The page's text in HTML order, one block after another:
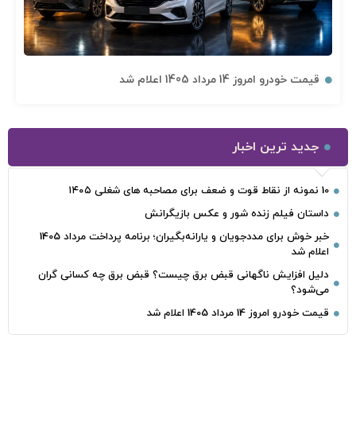
قیمت خودرو امروز 14 مرداد 1405 اعلام شد
جدید ترین اخبار
10 نمونه از نقاط قوت و ضعف برای مصاحبه‌ های شغلی ۱۴۰۵
داستان فیلم زنده شور و عکس بازیگرانش
خبر خوش برای مددجویان و یارانه‌بگیران؛ برنامه پرداخت مرداد 1405
اعلام شد
دلیل افزایش ناگهانی قبض برق چیست؟ قبض برق چه کسانی گران
می‌شود؟
قیمت خودرو امروز 14 مرداد 1405 اعلام شد